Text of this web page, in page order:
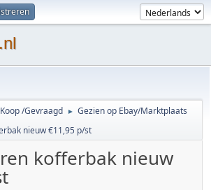
/Gevraagd ► Gezien op Ebay/Marktplaats
nieuw €11,95 p/st
kofferbak nieuw